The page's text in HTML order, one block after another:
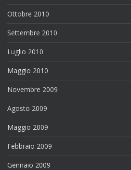
Ottobre 2010
Settembre 2010
Luglio 2010
Maggio 2010
Novembre 2009
Agosto 2009
Maggio 2009
Febbraio 2009
Gennaio 2009